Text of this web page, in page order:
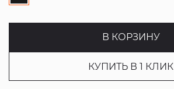
В КОРЗИНУ
КУПИТЬ В 1 КЛИК